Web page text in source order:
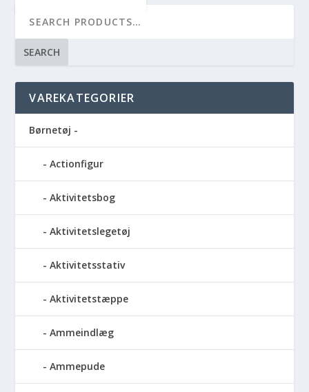
SEARCH
VAREKATEGORIER
Børnetøj -
Actionfigur
Aktivitetsbog
Aktivitetslegetøj
Aktivitetsstativ
Aktivitetstæppe
Ammeindlæg
Ammepude